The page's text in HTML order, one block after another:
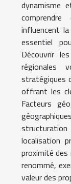
dynamisme
influencent
essentiel
Découvrir
régionales
stratégiques
offrant les
Facteurs
localisation
proximité des
renommé,
valeur des